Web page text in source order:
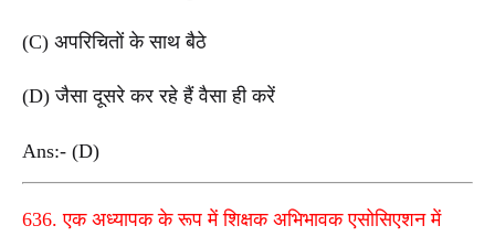
(C) अपरिचितों के साथ बैठे
(D) जैसा दूसरे कर रहे हैं वैसा ही करें
Ans:- (D)
636. एक अध्यापक के रूप में शिक्षक अभिभावक एसोसिएशन में